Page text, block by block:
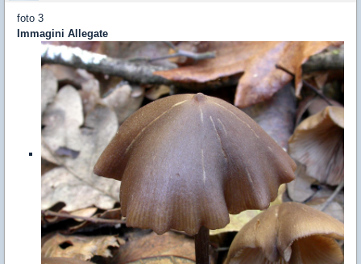
foto 3
Immagini Allegate